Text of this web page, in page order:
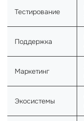
Тестирование
Поддержка
Маркетинг
Экосистемы